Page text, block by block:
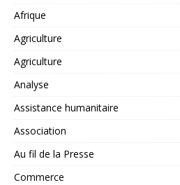
Afrique
Agriculture
Agriculture
Analyse
Assistance humanitaire
Association
Au fil de la Presse
Commerce